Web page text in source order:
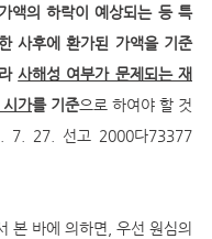
액의 하락이 예상되는 등 특
사후에 환가된 가액을 기준
사해성 여부가 문제되는 재
시가를 기준으로 하여야 할 것
7. 27. 선고 2000다73377